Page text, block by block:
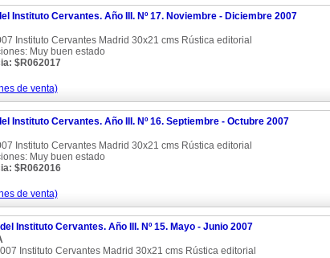
Instituto Cervantes. Año III. Nº 17. Noviembre - Diciembre 2007
Instituto Cervantes Madrid 30x21 cms Rústica editorial
Muy buen estado
$R062017
de venta)
Instituto Cervantes. Año III. Nº 16. Septiembre - Octubre 2007
Instituto Cervantes Madrid 30x21 cms Rústica editorial
Muy buen estado
$R062016
de venta)
Instituto Cervantes. Año III. Nº 15. Mayo - Junio 2007
Instituto Cervantes Madrid 30x21 cms Rústica editorial